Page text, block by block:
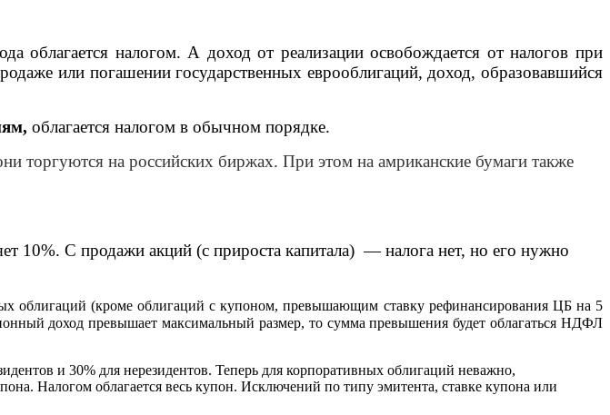
облагается налогом. А доход от реализации освобождается от налогов при
или погашении государственных еврооблигаций, доход, образовавшийся
облагается налогом в обычном порядке.
торгуются на российских биржах. При этом на амриканские бумаги также
10%. С продажи акций (с прироста капитала) — налога нет, но его нужно
облигаций (кроме облигаций с купоном, превышающим ставку рефинансирования ЦБ на 5
доход превышает максимальный размер, то сумма превышения будет облагаться НДФЛ
и 30% для нерезидентов. Теперь для корпоративных облигаций неважно,
Налогом облагается весь купон. Исключений по типу эмитента, ставке купона или